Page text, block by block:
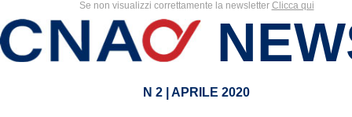
Se non visualizzi correttamente la newsletter Clicca qui
N 2 | APRILE 2020